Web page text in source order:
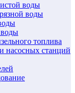
воды
воды
топлива
насосных станций